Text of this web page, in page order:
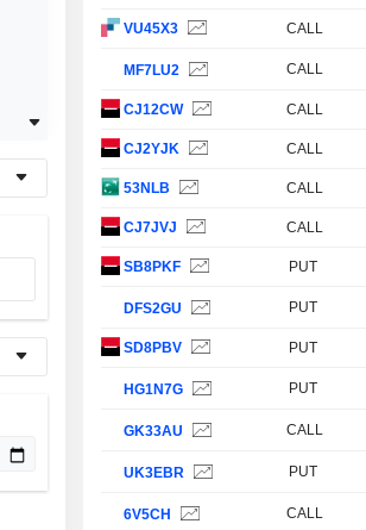
VU45X3 CALL
MF7LU2 CALL
CJ12CW CALL
CJ2YJK CALL
53NLB CALL
CJ7JVJ CALL
SB8PKF PUT
DFS2GU PUT
SD8PBV PUT
HG1N7G PUT
GK33AU CALL
UK3EBR PUT
6V5CH CALL